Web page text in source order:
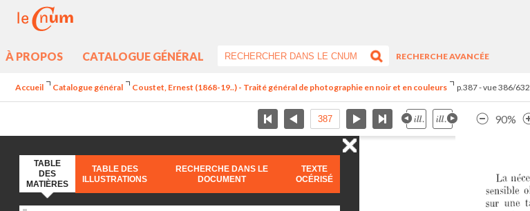
À PROPOS CATALOGUE GÉNÉRAL
RECHERCHE AVANCÉE
Accueil Catalogue général Coustet, Ernest (1868-19..) - Traité général de photographie en noir et en couleurs p.387 - vue 386/632
90%
TABLE
DES
MATIÈRES
TABLE DES
ILLUSTRATIONS
RECHERCHE DANS LE
DOCUMENT
TEXTE
OCÉRISÉ